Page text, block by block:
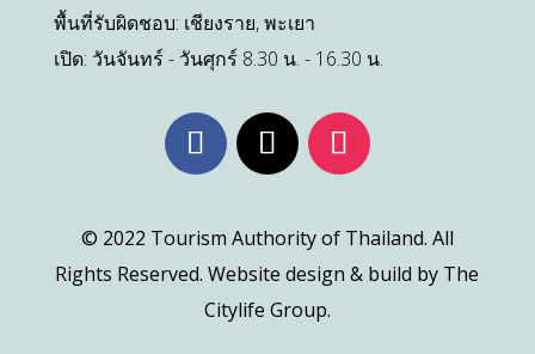
พื้นที่รับผิดชอบ: เชียงราย, พะเยา
เปิด: วันจันทร์ - วันศุกร์ 8.30 น. - 16.30 น.
© 2022 Tourism Authority of Thailand. All
Rights Reserved. Website design & build by The
Citylife Group.